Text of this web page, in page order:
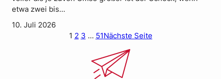
etwa zwei bis…
10. Juli 2026
1 2 3 … 51 Nächste Seite